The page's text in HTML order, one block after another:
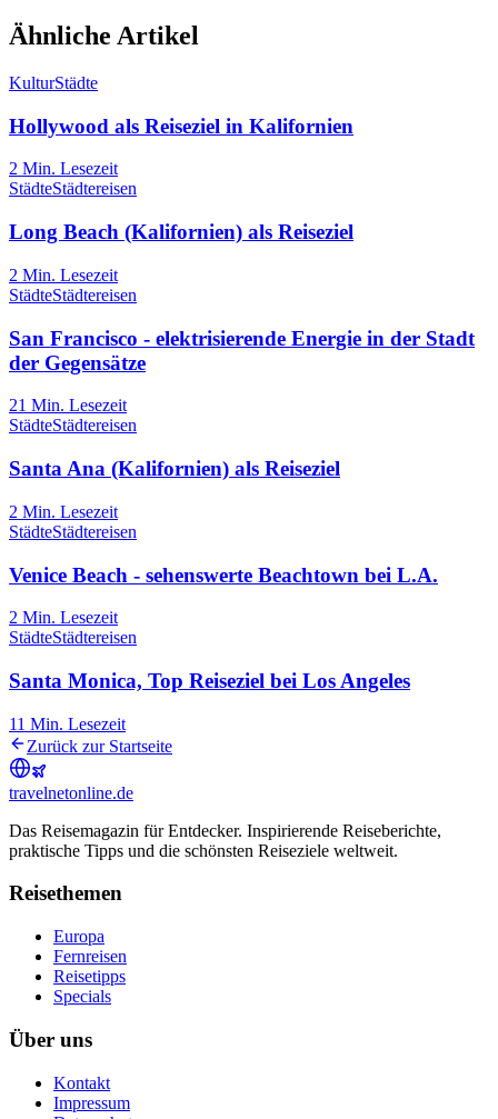
Ähnliche Artikel
KulturStädte
Hollywood als Reiseziel in Kalifornien
2 Min. Lesezeit
StädteStädtereisen
Long Beach (Kalifornien) als Reiseziel
2 Min. Lesezeit
StädteStädtereisen
San Francisco - elektrisierende Energie in der Stadt
der Gegensätze
21 Min. Lesezeit
StädteStädtereisen
Santa Ana (Kalifornien) als Reiseziel
2 Min. Lesezeit
StädteStädtereisen
Venice Beach - sehenswerte Beachtown bei L.A.
2 Min. Lesezeit
StädteStädtereisen
Santa Monica, Top Reiseziel bei Los Angeles
11 Min. Lesezeit
Zurück zur Startseite
travelnetonline.de
Das Reisemagazin für Entdecker. Inspirierende Reiseberichte,
praktische Tipps und die schönsten Reiseziele weltweit.
Reisethemen
Europa
Fernreisen
Reisetipps
Specials
Über uns
Kontakt
Impressum